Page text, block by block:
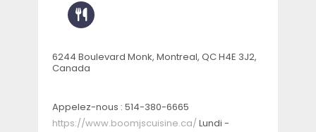
6244 Boulevard Monk, Montreal, QC H4E 3J2,
Canada
Appelez-nous : 514-380-6665
https://www.boomjscuisine.ca/ Lundi -